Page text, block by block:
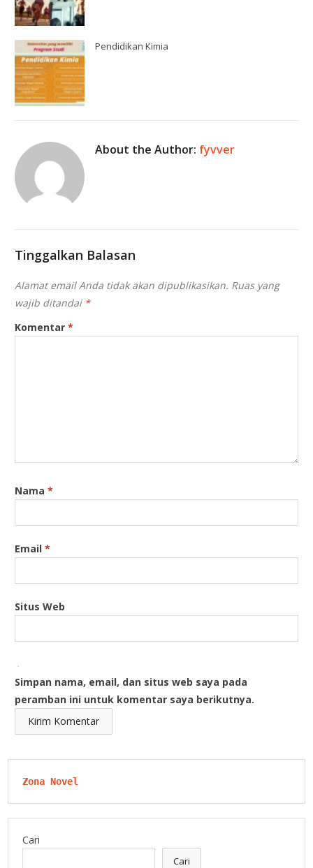
Pendidikan Kimia
About the Author: fyvver
Tinggalkan Balasan
Alamat email Anda tidak akan dipublikasikan. Ruas yang
wajib ditandai *
Komentar*
Nama*
Email*
Situs Web
Simpan nama, email, dan situs web saya pada
peramban ini untuk komentar saya berikutnya.
Zona Novel
Cari
Cari